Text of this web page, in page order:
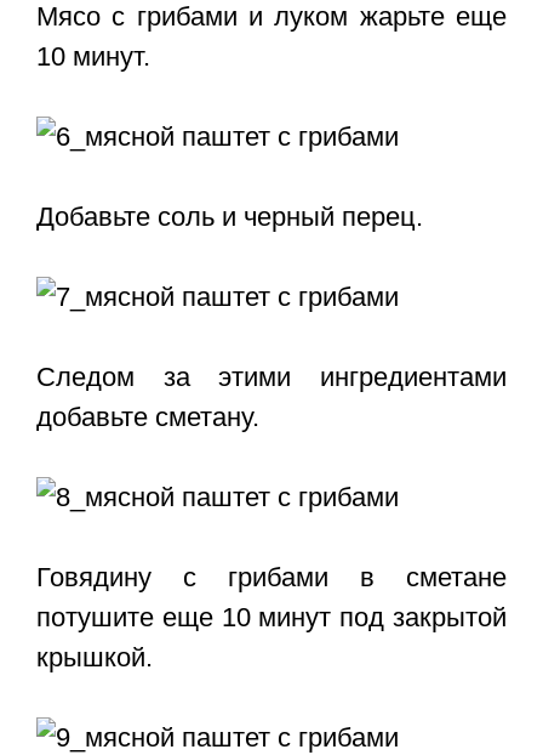
Мясо с грибами и луком жарьте еще
10 минут.
Добавьте соль и черный перец.
Следом за этими ингредиентами
добавьте сметану.
Говядину с грибами в сметане
потушите еще 10 минут под закрытой
крышкой.